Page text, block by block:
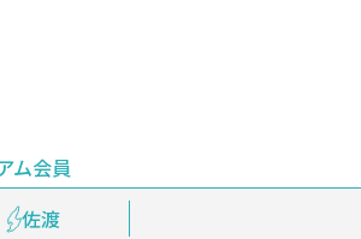
佐渡
ム会員